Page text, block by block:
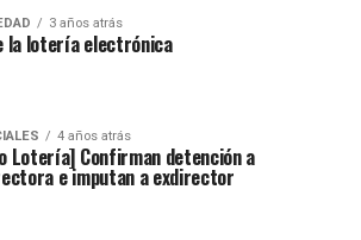
3 años atrás
la lotería electrónica
4 años atrás
Lotería] Confirman detención a
e imputan a exdirector